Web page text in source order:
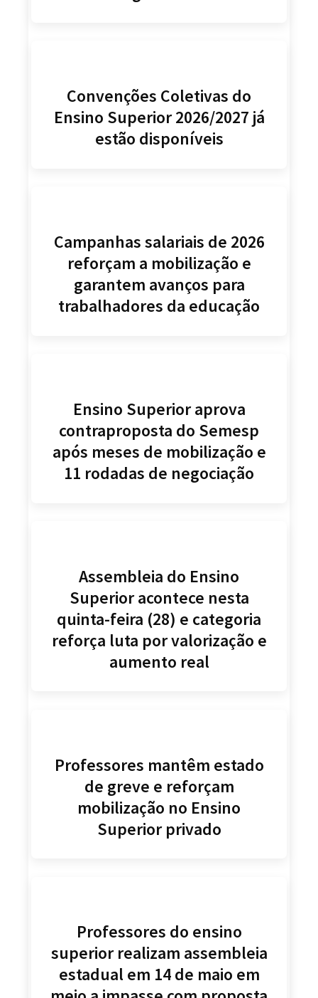
Convenções Coletivas do
Ensino Superior 2026/2027 já
estão disponíveis
Campanhas salariais de 2026
reforçam a mobilização e
garantem avanços para
trabalhadores da educação
Ensino Superior aprova
contraproposta do Semesp
após meses de mobilização e
11 rodadas de negociação
Assembleia do Ensino
Superior acontece nesta
quinta-feira (28) e categoria
reforça luta por valorização e
aumento real
Professores mantêm estado
de greve e reforçam
mobilização no Ensino
Superior privado
Professores do ensino
superior realizam assembleia
estadual em 14 de maio em